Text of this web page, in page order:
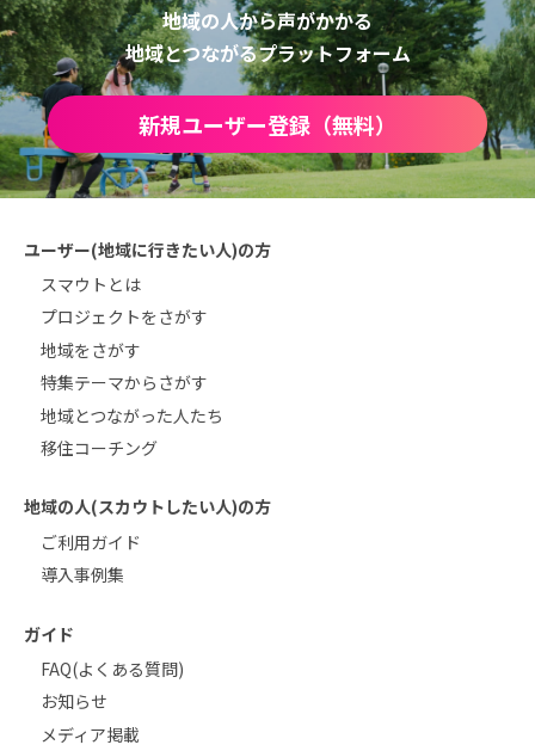
地域の人から声がかかる
地域とつながるプラットフォーム
新規ユーザー登録（無料）
ユーザー(地域に行きたい人)の方
スマウトとは
プロジェクトをさがす
地域をさがす
特集テーマからさがす
地域とつながった人たち
移住コーチング
地域の人(スカウトしたい人)の方
ご利用ガイド
導入事例集
ガイド
FAQ(よくある質問)
お知らせ
メディア掲載